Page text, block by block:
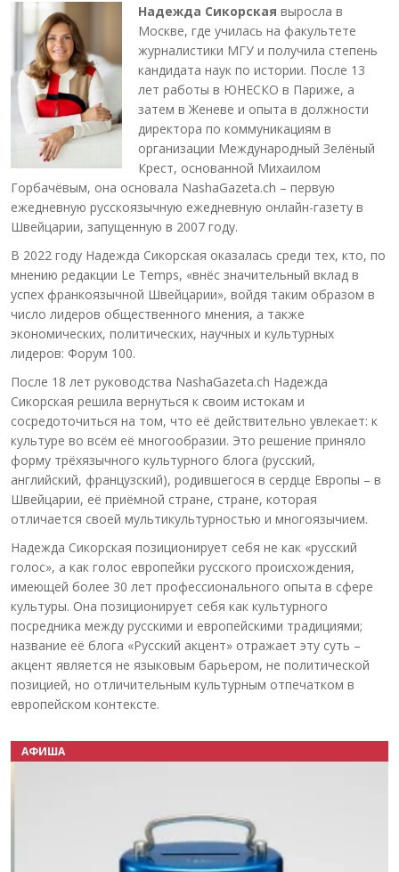
Надежда Сикорская выросла в
Москве, где училась на факультете
журналистики МГУ и получила степень
кандидата наук по истории. После 13
лет работы в ЮНЕСКО в Париже, а
затем в Женеве и опыта в должности
директора по коммуникациям в
организации Международный Зелёный
Крест, основанной Михаилом
Горбачёвым, она основала NashaGazeta.ch – первую
ежедневную русскоязычную ежедневную онлайн-газету в
Швейцарии, запущенную в 2007 году.
В 2022 году Надежда Сикорская оказалась среди тех, кто, по
мнению редакции Le Temps, «внёс значительный вклад в
успех франкоязычной Швейцарии», войдя таким образом в
число лидеров общественного мнения, а также
экономических, политических, научных и культурных
лидеров: Форум 100.
После 18 лет руководства NashaGazeta.ch Надежда
Сикорская решила вернуться к своим истокам и
сосредоточиться на том, что её действительно увлекает: к
культуре во всём её многообразии. Это решение приняло
форму трёхязычного культурного блога (русский,
английский, французский), родившегося в сердце Европы – в
Швейцарии, её приёмной стране, стране, которая
отличается своей мультикультурностью и многоязычием.
Надежда Сикорская позиционирует себя не как «русский
голос», а как голос европейки русского происхождения,
имеющей более 30 лет профессионального опыта в сфере
культуры. Она позиционирует себя как культурного
посредника между русскими и европейскими традициями;
название её блога «Русский акцент» отражает эту суть –
акцент является не языковым барьером, не политической
позицией, но отличительным культурным отпечатком в
европейском контексте.
АФИША